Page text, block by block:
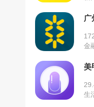
广
金
美
生